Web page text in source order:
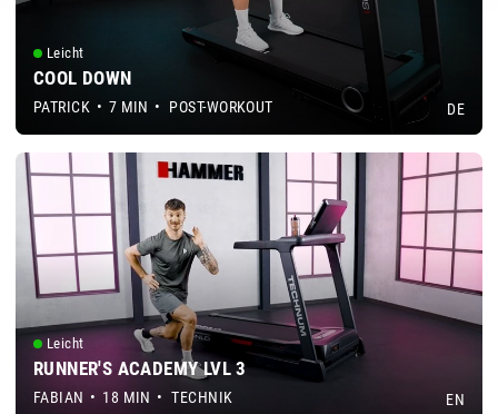
PATRICK • 7 MIN • POST-WORKOUT DE
COOL DOWN
Leicht
FABIAN • 18 MIN • TECHNIK EN
RUNNER'S ACADEMY LVL 3
Leicht